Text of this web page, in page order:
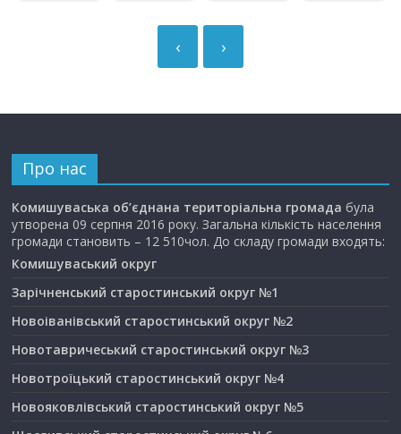
›
‹
Про нас
Комишуваська об’єднана територіальна громада була
утворена 09 серпня 2016 року. Загальна кількість населення
громади становить – 12 510чол. До складу громади входять:
Комишуваський округ
Зарічненський старостинський округ №1
Новоіванівський старостинський округ №2
Новотавричеський старостинський округ №3
Новотроїцький старостинський округ №4
Новояковлівський старостинський округ №5